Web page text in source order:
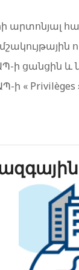
արտոնյալ
ի ցանցին և
«